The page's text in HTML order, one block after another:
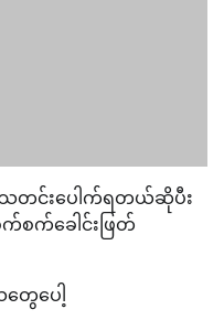
သတင်းပေါက်ရတယ်ဆိုပီး
က်စက်ခေါင်းဖြတ်
ေပေါ့